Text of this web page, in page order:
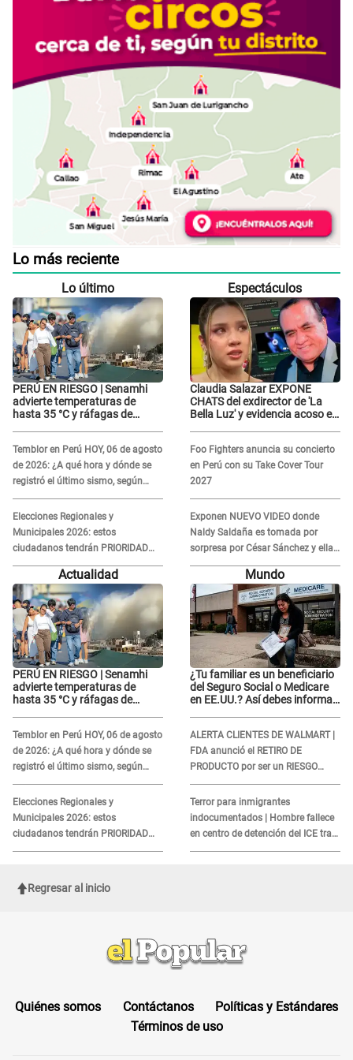
Lo más reciente
Lo último
PERÚ EN RIESGO | Senamhi
advierte temperaturas de
hasta 35 °C y ráfagas de
Temblor en Perú HOY, 06 de agosto
de 2026: ¿A qué hora y dónde se
registró el último sismo, según
IGP?
Elecciones Regionales y
Municipales 2026: estos
ciudadanos tendrán PRIORIDAD
para votar el 4 de octubre
Espectáculos
Claudia Salazar EXPONE
CHATS del exdirector de 'La
Bella Luz' y evidencia acoso e
Foo Fighters anuncia su concierto
en Perú con su Take Cover Tour
2027
Exponen NUEVO VIDEO donde
Naldy Saldaña es tomada por
sorpresa por César Sánchez y ella
evidencia su REACCIÓN: Le agarró
Actualidad
PERÚ EN RIESGO | Senamhi
advierte temperaturas de
hasta 35 °C y ráfagas de
Temblor en Perú HOY, 06 de agosto
de 2026: ¿A qué hora y dónde se
registró el último sismo, según
IGP?
Elecciones Regionales y
Municipales 2026: estos
ciudadanos tendrán PRIORIDAD
para votar el 4 de octubre
Mundo
¿Tu familiar es un beneficiario
del Seguro Social o Medicare
en EE.UU.? Así debes informar
ALERTA CLIENTES DE WALMART |
FDA anunció el RETIRO DE
PRODUCTO por ser un RIESGO
MORTAL para consumidores: ¿Cuál
es?
Terror para inmigrantes
indocumentados | Hombre fallece
en centro de detención del ICE tras
sufrir una "emergencia médica"
Regresar al inicio
Quiénes somos Contáctanos
Políticas y Estándares
Términos de uso